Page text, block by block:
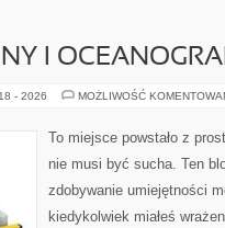
I
- 2026 MOŻLIWOŚĆ
To miejsce powstało z
nie musi być sucha. Ten
zdobywanie umiejętności
kiedykolwiek miałeś